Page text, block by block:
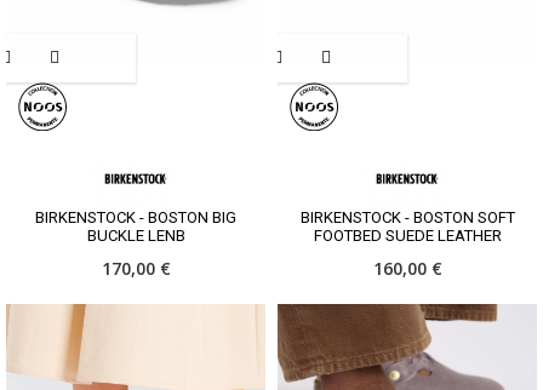
BIRKENSTOCK - BOSTON BIG
BUCKLE LENB
170,00 €
BIRKENSTOCK - BOSTON SOFT
FOOTBED SUEDE LEATHER
160,00 €